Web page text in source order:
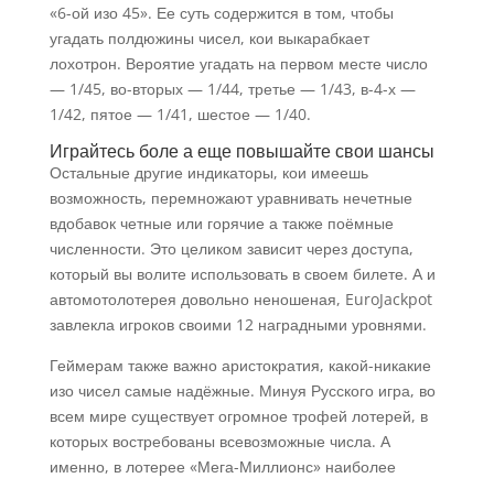
«6-ой изо 45». Ее суть содержится в том, чтобы
угадать полдюжины чисел, кои выкарабкает
лохотрон. Вероятие угадать на первом месте число
— 1/45, во-вторых — 1/44, третье — 1/43, в-4-х —
1/42, пятое — 1/41, шестое — 1/40.
Играйтесь боле а еще повышайте свои шансы
Остальные другие индикаторы, кои имеешь
возможность, перемножают уравнивать нечетные
вдобавок четные или горячие а также поёмные
численности. Это целиком зависит через доступа,
который вы волите использовать в своем билете. А и
автомотолотерея довольно неношеная, EuroJackpot
завлекла игроков своими 12 наградными уровнями.
Геймерам также важно аристократия, какой-никакие
изо чисел самые надёжные. Минуя Русского игра, во
всем мире существует огромное трофей лотерей, в
которых востребованы всевозможные числа. А
именно, в лотерее «Мега-Миллионс» наиболее